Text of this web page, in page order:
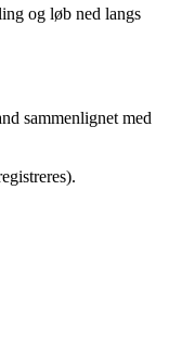
og løb ned langs
sammenlignet med